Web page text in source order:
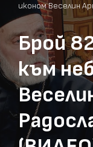
иконом Веселин
Брой
към